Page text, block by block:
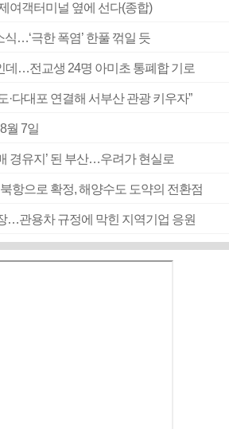
여객터미널 옆에 선다(종합)
…‘극한 폭염’ 한풀 꺾일 듯
데…전교생 24명 아미초 통폐합 기로
·다대포 연결해 서부산 관광 키우자”
월 7일
경유지’ 된 부산…우려가 현실로
항으로 확정, 해양수도 도약의 전환점
…관용차 규정에 막힌 지역기업 응원